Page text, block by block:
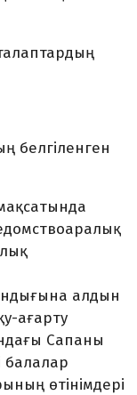
белгіленген
алдын
ағарту
Сапаны
балалар
өтінімдері